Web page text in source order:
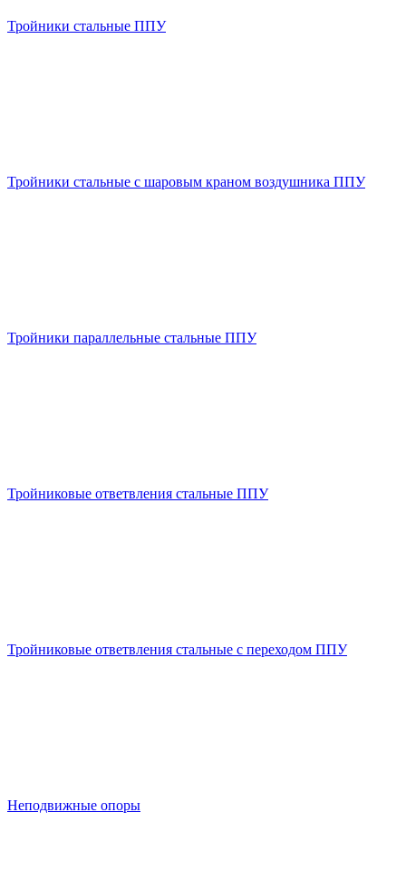
Тройники стальные ППУ
Тройники стальные с шаровым краном воздушника ППУ
Тройники параллельные стальные ППУ
Тройниковые ответвления стальные ППУ
Тройниковые ответвления стальные с переходом ППУ
Неподвижные опоры